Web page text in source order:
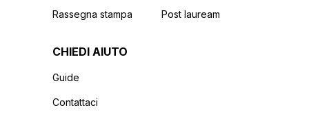
Rassegna stampa Post lauream
CHIEDI AIUTO
Guide
Contattaci